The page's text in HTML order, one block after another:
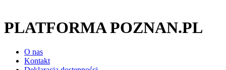
PLATFORMA POZNAN.PL
O nas
Kontakt